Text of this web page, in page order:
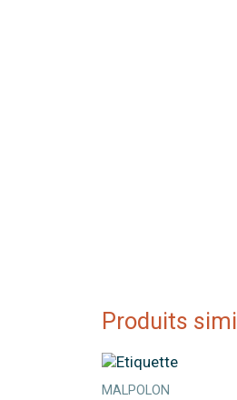
Produits
MALPOLON